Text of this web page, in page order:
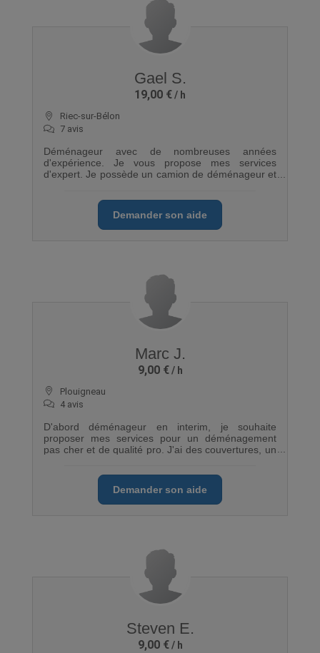
Gael S.
19,00 €
Riec-sur-Bélon
7 avis
Déménageur avec de nombreuses années
d'expérience. Je vous propose mes services
d'expert. Je possède un camion de déménageur et
Demander son aide
Marc J.
9,00 €
Plouigneau
4 avis
D'abord déménageur en interim, je souhaite
proposer mes services pour un déménagement
pas cher et de qualité pro. J'ai des couvertures, un
Demander son aide
Steven E.
9,00 €